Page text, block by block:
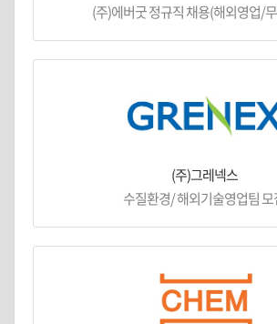
(주)에버굿 정규직 채용(해외영업/
(주)그레넥스
수질환경/ 해외기술영업팀 모